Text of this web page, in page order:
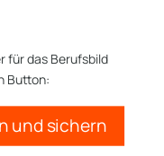
für das Berufsbild
Button:
und sichern